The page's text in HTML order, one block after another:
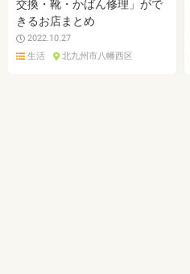
交換・靴・かばん修理」がで
きるお店まとめ
2022.10.27
生活
北九州市八幡西区